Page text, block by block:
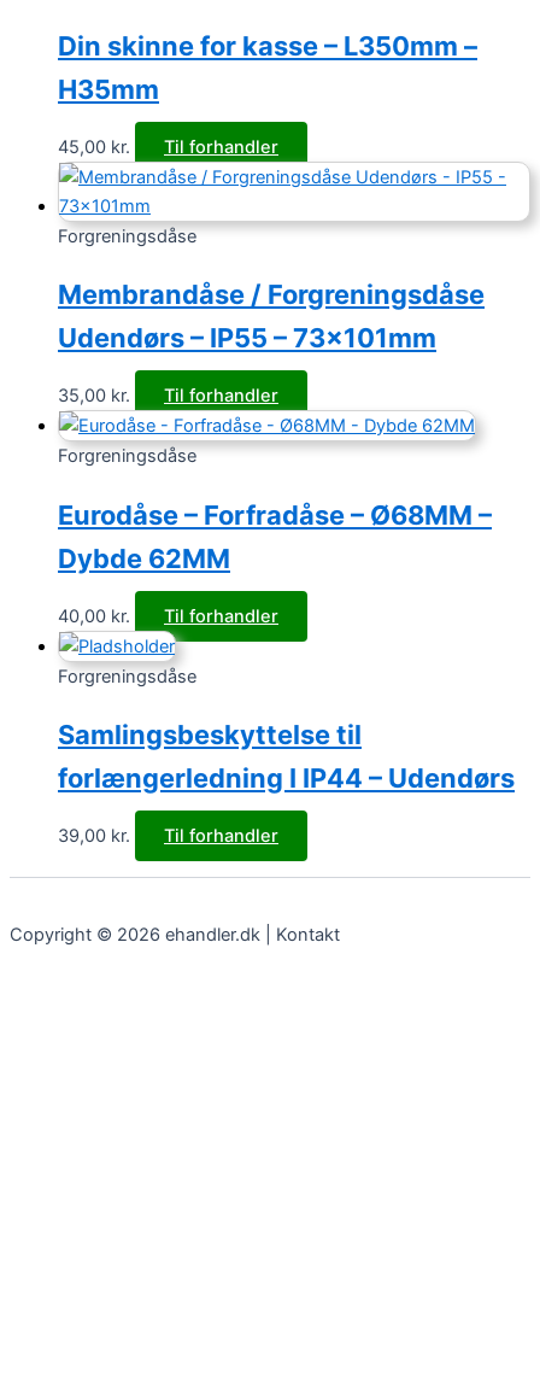
Din skinne for kasse – L350mm –
H35mm
45,00 kr. Til forhandler
Forgreningsdåse
Membrandåse / Forgreningsdåse
Udendørs – IP55 – 73x101mm
35,00 kr. Til forhandler
Forgreningsdåse
Eurodåse – Forfradåse – Ø68MM –
Dybde 62MM
40,00 kr. Til forhandler
Forgreningsdåse
Samlingsbeskyttelse til
forlængerledning I IP44 – Udendørs
39,00 kr. Til forhandler
Copyright © 2026 ehandler.dk | Kontakt